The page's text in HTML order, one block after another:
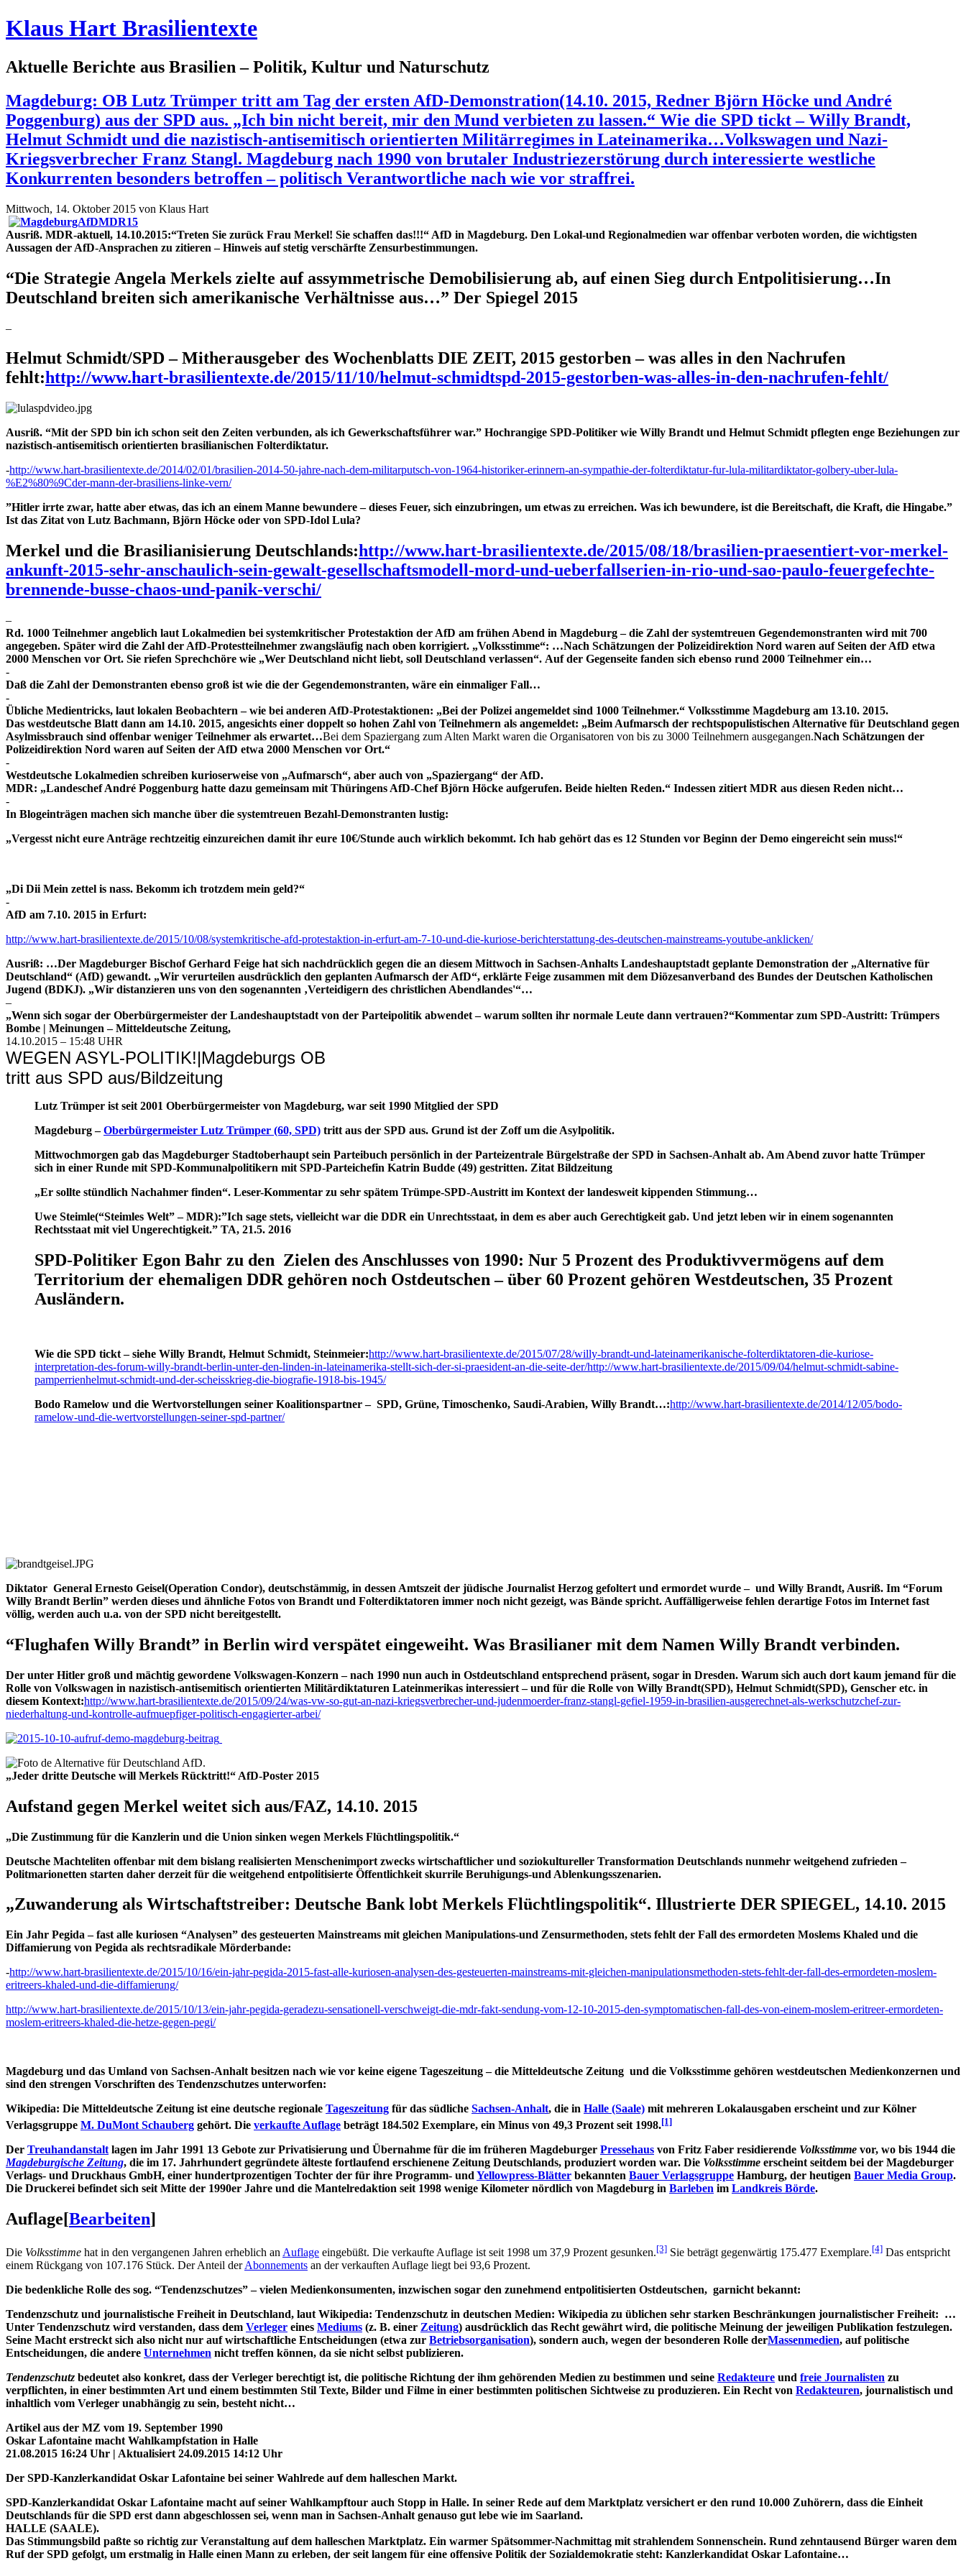
Klaus Hart Brasilientexte
Aktuelle Berichte aus Brasilien – Politik, Kultur und Naturschutz
Magdeburg: OB Lutz Trümper tritt am Tag der ersten AfD-Demonstration(14.10. 2015, Redner Björn Höcke und André
Poggenburg) aus der SPD aus. „Ich bin nicht bereit, mir den Mund verbieten zu lassen.“ Wie die SPD tickt – Willy Brandt,
Helmut Schmidt und die nazistisch-antisemitisch orientierten Militärregimes in Lateinamerika…Volkswagen und Nazi-
Kriegsverbrecher Franz Stangl. Magdeburg nach 1990 von brutaler Industriezerstörung durch interessierte westliche
Konkurrenten besonders betroffen – politisch Verantwortliche nach wie vor straffrei.
Mittwoch, 14. Oktober 2015 von Klaus Hart
Ausriß. MDR-aktuell, 14.10.2015:“Treten Sie zurück Frau Merkel! Sie schaffen das!!!“ AfD in Magdeburg. Den Lokal-und Regionalmedien war offenbar verboten worden, die wichtigsten
Aussagen der AfD-Ansprachen zu zitieren – Hinweis auf stetig verschärfte Zensurbestimmungen.
“Die Strategie Angela Merkels zielte auf assymmetrische Demobilisierung ab, auf einen Sieg durch Entpolitisierung…In
Deutschland breiten sich amerikanische Verhältnisse aus…” Der Spiegel 2015
–
Helmut Schmidt/SPD – Mitherausgeber des Wochenblatts DIE ZEIT, 2015 gestorben – was alles in den Nachrufen
fehlt:http://www.hart-brasilientexte.de/2015/11/10/helmut-schmidtspd-2015-gestorben-was-alles-in-den-nachrufen-fehlt/
Ausriß. “Mit der SPD bin ich schon seit den Zeiten verbunden, als ich Gewerkschaftsführer war.” Hochrangige SPD-Politiker wie Willy Brandt und Helmut Schmidt pflegten enge Beziehungen zur
nazistisch-antisemitisch orientierten brasilianischen Folterdiktatur.
-http://www.hart-brasilientexte.de/2014/02/01/brasilien-2014-50-jahre-nach-dem-militarputsch-von-1964-historiker-erinnern-an-sympathie-der-folterdiktatur-fur-lula-militardiktator-golbery-uber-lula-
%E2%80%9Cder-mann-der-brasiliens-linke-vern/
”Hitler irrte zwar, hatte aber etwas, das ich an einem Manne bewundere – dieses Feuer, sich einzubringen, um etwas zu erreichen. Was ich bewundere, ist die Bereitschaft, die Kraft, die Hingabe.”
Ist das Zitat von Lutz Bachmann, Björn Höcke oder von SPD-Idol Lula?
Merkel und die Brasilianisierung Deutschlands:http://www.hart-brasilientexte.de/2015/08/18/brasilien-praesentiert-vor-merkel-
ankunft-2015-sehr-anschaulich-sein-gewalt-gesellschaftsmodell-mord-und-ueberfallserien-in-rio-und-sao-paulo-feuergefechte-
brennende-busse-chaos-und-panik-verschi/
–
Rd. 1000 Teilnehmer angeblich laut Lokalmedien bei systemkritischer Protestaktion der AfD am frühen Abend in Magdeburg – die Zahl der systemtreuen Gegendemonstranten wird mit 700
angegeben. Später wird die Zahl der AfD-Protestteilnehmer zwangsläufig nach oben korrigiert. „Volksstimme“: …Nach Schätzungen der Polizeidirektion Nord waren auf Seiten der AfD etwa
2000 Menschen vor Ort. Sie riefen Sprechchöre wie „Wer Deutschland nicht liebt, soll Deutschland verlassen“. Auf der Gegenseite fanden sich ebenso rund 2000 Teilnehmer ein…
-
Daß die Zahl der Demonstranten ebenso groß ist wie die der Gegendemonstranten, wäre ein einmaliger Fall…
-
Übliche Medientricks, laut lokalen Beobachtern – wie bei anderen AfD-Protestaktionen: „Bei der Polizei angemeldet sind 1000 Teilnehmer.“ Volksstimme Magdeburg am 13.10. 2015.
Das westdeutsche Blatt dann am 14.10. 2015, angesichts einer doppelt so hohen Zahl von Teilnehmern als angemeldet: „Beim Aufmarsch der rechtspopulistischen Alternative für Deutschland gegen
Asylmissbrauch sind offenbar weniger Teilnehmer als erwartet…Bei dem Spaziergang zum Alten Markt waren die Organisatoren von bis zu 3000 Teilnehmern ausgegangen.Nach Schätzungen der
Polizeidirektion Nord waren auf Seiten der AfD etwa 2000 Menschen vor Ort.“
-
Westdeutsche Lokalmedien schreiben kurioserweise von „Aufmarsch“, aber auch von „Spaziergang“ der AfD.
MDR: „Landeschef André Poggenburg hatte dazu gemeinsam mit Thüringens AfD-Chef Björn Höcke aufgerufen. Beide hielten Reden.“ Indessen zitiert MDR aus diesen Reden nicht…
-
In Blogeinträgen machen sich manche über die systemtreuen Bezahl-Demonstranten lustig:
„Vergesst nicht eure Anträge rechtzeitig einzureichen damit ihr eure 10€/Stunde auch wirklich bekommt. Ich hab gehört das es 12 Stunden vor Beginn der Demo eingereicht sein muss!“
„Di Dii Mein zettel is nass. Bekomm ich trotzdem mein geld?“
-
AfD am 7.10. 2015 in Erfurt:
http://www.hart-brasilientexte.de/2015/10/08/systemkritische-afd-protestaktion-in-erfurt-am-7-10-und-die-kuriose-berichterstattung-des-deutschen-mainstreams-youtube-anklicken/
Ausriß: …Der Magdeburger Bischof Gerhard Feige hat sich nachdrücklich gegen die an diesem Mittwoch in Sachsen-Anhalts Landeshauptstadt geplante Demonstration der „Alternative für
Deutschland“ (AfD) gewandt. „Wir verurteilen ausdrücklich den geplanten Aufmarsch der AfD“, erklärte Feige zusammen mit dem Diözesanverband des Bundes der Deutschen Katholischen
Jugend (BDKJ). „Wir distanzieren uns von den sogenannten ‚Verteidigern des christlichen Abendlandes'“…
–
„Wenn sich sogar der Oberbürgermeister der Landeshauptstadt von der Parteipolitik abwendet – warum sollten ihr normale Leute dann vertrauen?“Kommentar zum SPD-Austritt: Trümpers
Bombe | Meinungen – Mitteldeutsche Zeitung,
14.10.2015 – 15:48 UHR
WEGEN ASYL-POLITIK!|Magdeburgs OB
tritt aus SPD aus/Bildzeitung
Lutz Trümper ist seit 2001 Oberbürgermeister von Magdeburg, war seit 1990 Mitglied der SPD
Magdeburg –Oberbürgermeister Lutz Trümper (60, SPD) tritt aus der SPD aus. Grund ist der Zoff um die Asylpolitik.
Mittwochmorgen gab das Magdeburger Stadtoberhaupt sein Parteibuch persönlich in der Parteizentrale Bürgelstraße der SPD in Sachsen-Anhalt ab. Am Abend zuvor hatte Trümper
sich in einer Runde mit SPD-Kommunalpolitikern mit SPD-Parteichefin Katrin Budde (49) gestritten. Zitat Bildzeitung
„Er sollte stündlich Nachahmer finden“. Leser-Kommentar zu sehr spätem Trümpe-SPD-Austritt im Kontext der landesweit kippenden Stimmung…
Uwe Steimle(“Steimles Welt” – MDR):”Ich sage stets, vielleicht war die DDR ein Unrechtsstaat, in dem es aber auch Gerechtigkeit gab. Und jetzt leben wir in einem sogenannten
Rechtsstaat mit viel Ungerechtigkeit.” TA, 21.5. 2016
SPD-Politiker Egon Bahr zu den Zielen des Anschlusses von 1990: Nur 5 Prozent des Produktivvermögens auf dem
Territorium der ehemaligen DDR gehören noch Ostdeutschen – über 60 Prozent gehören Westdeutschen, 35 Prozent
Ausländern.
Wie die SPD tickt – siehe Willy Brandt, Helmut Schmidt, Steinmeier:http://www.hart-brasilientexte.de/2015/07/28/willy-brandt-und-lateinamerikanische-folterdiktatoren-die-kuriose-
interpretation-des-forum-willy-brandt-berlin-unter-den-linden-in-lateinamerika-stellt-sich-der-si-praesident-an-die-seite-der/http://www.hart-brasilientexte.de/2015/09/04/helmut-schmidt-sabine-
pamperrienhelmut-schmidt-und-der-scheisskrieg-die-biografie-1918-bis-1945/
Bodo Ramelow und die Wertvorstellungen seiner Koalitionspartner – SPD, Grüne, Timoschenko, Saudi-Arabien, Willy Brandt…:http://www.hart-brasilientexte.de/2014/12/05/bodo-
ramelow-und-die-wertvorstellungen-seiner-spd-partner/
Diktator General Ernesto Geisel(Operation Condor), deutschstämmig, in dessen Amtszeit der jüdische Journalist Herzog gefoltert und ermordet wurde – und Willy Brandt, Ausriß. Im “Forum
Willy Brandt Berlin” werden dieses und ähnliche Fotos von Brandt und Folterdiktatoren immer noch nicht gezeigt, was Bände spricht. Auffälligerweise fehlen derartige Fotos im Internet fast
völlig, werden auch u.a. von der SPD nicht bereitgestellt.
“Flughafen Willy Brandt” in Berlin wird verspätet eingeweiht. Was Brasilianer mit dem Namen Willy Brandt verbinden.
Der unter Hitler groß und mächtig gewordene Volkswagen-Konzern – nach 1990 nun auch in Ostdeutschland entsprechend präsent, sogar in Dresden. Warum sich auch dort kaum jemand für die
Rolle von Volkswagen in nazistisch-antisemitisch orientierten Militärdiktaturen Lateinmerikas interessiert – und für die Rolle von Willy Brandt(SPD), Helmut Schmidt(SPD), Genscher etc. in
diesem Kontext:http://www.hart-brasilientexte.de/2015/09/24/was-vw-so-gut-an-nazi-kriegsverbrecher-und-judenmoerder-franz-stangl-gefiel-1959-in-brasilien-ausgerechnet-als-werkschutzchef-zur-
niederhaltung-und-kontrolle-aufmuepfiger-politisch-engagierter-arbei/
„Jeder dritte Deutsche will Merkels Rücktritt!“ AfD-Poster 2015
Aufstand gegen Merkel weitet sich aus/FAZ, 14.10. 2015
„Die Zustimmung für die Kanzlerin und die Union sinken wegen Merkels Flüchtlingspolitik.“
Deutsche Machteliten offenbar mit dem bislang realisierten Menschenimport zwecks wirtschaftlicher und soziokultureller Transformation Deutschlands nunmehr weitgehend zufrieden –
Politmarionetten starten daher derzeit für die weitgehend entpolitisierte Öffentlichkeit skurrile Beruhigungs-und Ablenkungsszenarien.
„Zuwanderung als Wirtschaftstreiber: Deutsche Bank lobt Merkels Flüchtlingspolitik“. Illustrierte DER SPIEGEL, 14.10. 2015
Ein Jahr Pegida – fast alle kuriosen “Analysen” des gesteuerten Mainstreams mit gleichen Manipulations-und Zensurmethoden, stets fehlt der Fall des ermordeten Moslems Khaled und die
Diffamierung von Pegida als rechtsradikale Mörderbande:
-http://www.hart-brasilientexte.de/2015/10/16/ein-jahr-pegida-2015-fast-alle-kuriosen-analysen-des-gesteuerten-mainstreams-mit-gleichen-manipulationsmethoden-stets-fehlt-der-fall-des-ermordeten-moslem-
eritreers-khaled-und-die-diffamierung/
http://www.hart-brasilientexte.de/2015/10/13/ein-jahr-pegida-geradezu-sensationell-verschweigt-die-mdr-fakt-sendung-vom-12-10-2015-den-symptomatischen-fall-des-von-einem-moslem-eritreer-ermordeten-
moslem-eritreers-khaled-die-hetze-gegen-pegi/
Magdeburg und das Umland von Sachsen-Anhalt besitzen nach wie vor keine eigene Tageszeitung – die Mitteldeutsche Zeitung und die Volksstimme gehören westdeutschen Medienkonzernen und
sind den strengen Vorschriften des Tendenzschutzes unterworfen:
Wikipedia: Die Mitteldeutsche Zeitung ist eine deutsche regionale Tageszeitung für das südliche Sachsen-Anhalt, die in Halle (Saale) mit mehreren Lokalausgaben erscheint und zur Kölner
Verlagsgruppe M. DuMont Schauberg gehört. Die verkaufte Auflage beträgt 184.502 Exemplare, ein Minus von 49,3 Prozent seit 1998.[1]
Der Treuhandanstalt lagen im Jahr 1991 13 Gebote zur Privatisierung und Übernahme für die im früheren Magdeburger Pressehaus von Fritz Faber residierende Volksstimme vor, wo bis 1944 die
Magdeburgische Zeitung, die im 17. Jahrhundert gegründete älteste fortlaufend erschienene Zeitung Deutschlands, produziert worden war. Die Volksstimme erscheint seitdem bei der Magdeburger
Verlags- und Druckhaus GmbH, einer hundertprozentigen Tochter der für ihre Programm- und Yellowpress-Blätter bekannten Bauer Verlagsgruppe Hamburg, der heutigen Bauer Media Group.
Die Druckerei befindet sich seit Mitte der 1990er Jahre und die Mantelredaktion seit 1998 wenige Kilometer nördlich von Magdeburg in Barleben im Landkreis Börde.
Auflage[Bearbeiten]
Die Volksstimme hat in den vergangenen Jahren erheblich an Auflage eingebüßt. Die verkaufte Auflage ist seit 1998 um 37,9 Prozent gesunken.[3] Sie beträgt gegenwärtig 175.477 Exemplare.[4] Das entspricht
einem Rückgang von 107.176 Stück. Der Anteil derAbonnements an der verkauften Auflage liegt bei 93,6 Prozent.
Die bedenkliche Rolle des sog. “Tendenzschutzes” – vielen Medienkonsumenten, inzwischen sogar den zunehmend entpolitisierten Ostdeutschen, garnicht bekannt:
Tendenzschutz und journalistische Freiheit in Deutschland, laut Wikipedia: Tendenzschutz in deutschen Medien: Wikipedia zu üblichen sehr starken Beschränkungen journalistischer Freiheit: …
Unter Tendenzschutz wird verstanden, dass dem Verleger eines Mediums (z. B. einer Zeitung) ausdrücklich das Recht gewährt wird, die politische Meinung der jeweiligen Publikation festzulegen.
Seine Macht erstreckt sich also nicht nur auf wirtschaftliche Entscheidungen (etwa zur Betriebsorganisation), sondern auch, wegen der besonderen Rolle derMassenmedien, auf politische
Entscheidungen, die andere Unternehmen nicht treffen können, da sie nicht selbst publizieren.
Tendenzschutz bedeutet also konkret, dass der Verleger berechtigt ist, die politische Richtung der ihm gehörenden Medien zu bestimmen und seine Redakteure und freie Journalisten zu
verpflichten, in einer bestimmten Art und einem bestimmten Stil Texte, Bilder und Filme in einer bestimmten politischen Sichtweise zu produzieren. Ein Recht von Redakteuren, journalistisch und
inhaltlich vom Verleger unabhängig zu sein, besteht nicht…
Artikel aus der MZ vom 19. September 1990
Oskar Lafontaine macht Wahlkampfstation in Halle
21.08.2015 16:24 Uhr | Aktualisiert 24.09.2015 14:12 Uhr
Der SPD-Kanzlerkandidat Oskar Lafontaine bei seiner Wahlrede auf dem halleschen Markt.
SPD-Kanzlerkandidat Oskar Lafontaine macht auf seiner Wahlkampftour auch Stopp in Halle. In seiner Rede auf dem Marktplatz versichert er den rund 10.000 Zuhörern, dass die Einheit
Deutschlands für die SPD erst dann abgeschlossen sei, wenn man in Sachsen-Anhalt genauso gut lebe wie im Saarland.
HALLE (SAALE).
Das Stimmungsbild paßte so richtig zur Veranstaltung auf dem halleschen Marktplatz. Ein warmer Spätsommer-Nachmittag mit strahlendem Sonnenschein. Rund zehntausend Bürger waren dem
Ruf der SPD gefolgt, um erstmalig in Halle einen Mann zu erleben, der seit langem für eine offensive Politik der Sozialdemokratie steht: Kanzlerkandidat Oskar Lafontaine…